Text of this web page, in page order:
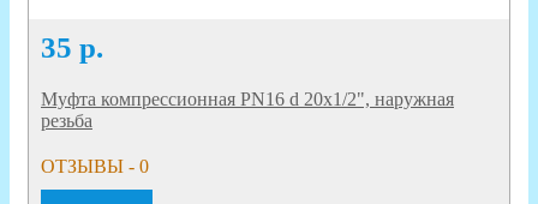
35 р.
Муфта компрессионная PN16 d 20x1/2", наружная
резьба
ОТЗЫВЫ - 0